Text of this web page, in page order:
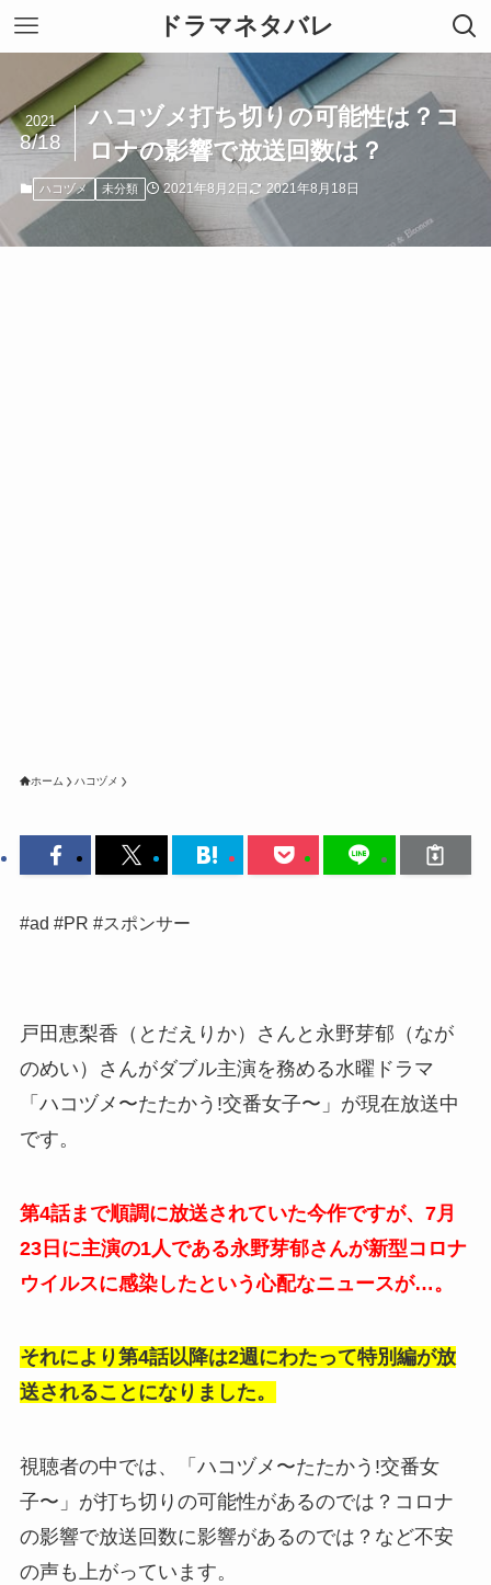
ドラマネタバレ
ハコヅメ打ち切りの可能性は？コ
ロナの影響で放送回数は？
2021
8/18
ハコヅメ 未分類 2021年8月2日 2021年8月18日
ホーム ハコヅメ
#ad #PR #スポンサー
戸田恵梨香（とだえりか）さんと永野芽郁（なが
のめい）さんがダブル主演を務める水曜ドラマ
「ハコヅメ〜たたかう!交番女子〜」が現在放送中
です。
第4話まで順調に放送されていた今作ですが、7月
23日に主演の1人である永野芽郁さんが新型コロナ
ウイルスに感染したという心配なニュースが…。
それにより第4話以降は2週にわたって特別編が放
送されることになりました。
視聴者の中では、「ハコヅメ〜たたかう!交番女
子〜」が打ち切りの可能性があるのでは？コロナ
の影響で放送回数に影響があるのでは？など不安
の声も上がっています。